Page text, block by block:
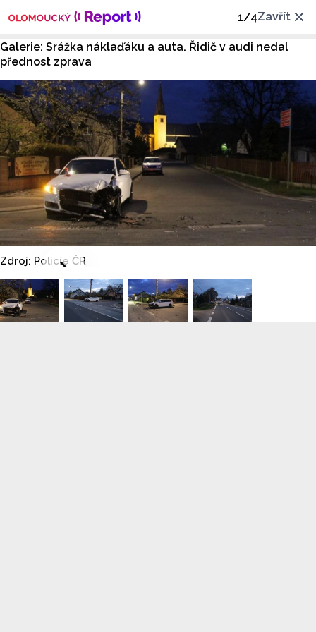
1/4Zavřít
Galerie: Srážka náklaďáku a auta. Řidič v audi nedal
přednost zprava
Zdroj: Policie ČR